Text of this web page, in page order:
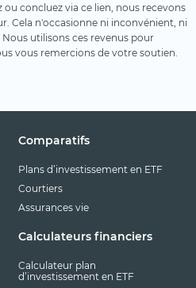
ou concluez via ce lien, nous recevons
Cela n'occasionne ni inconvénient, ni
utilisons ces revenus pour
vous remercions de votre soutien.
Comparatifs
Plans d’investissement en ETF
Courtiers
Assurances vie
Calculateurs financiers
Calculateur plan
d’investissement en ETF